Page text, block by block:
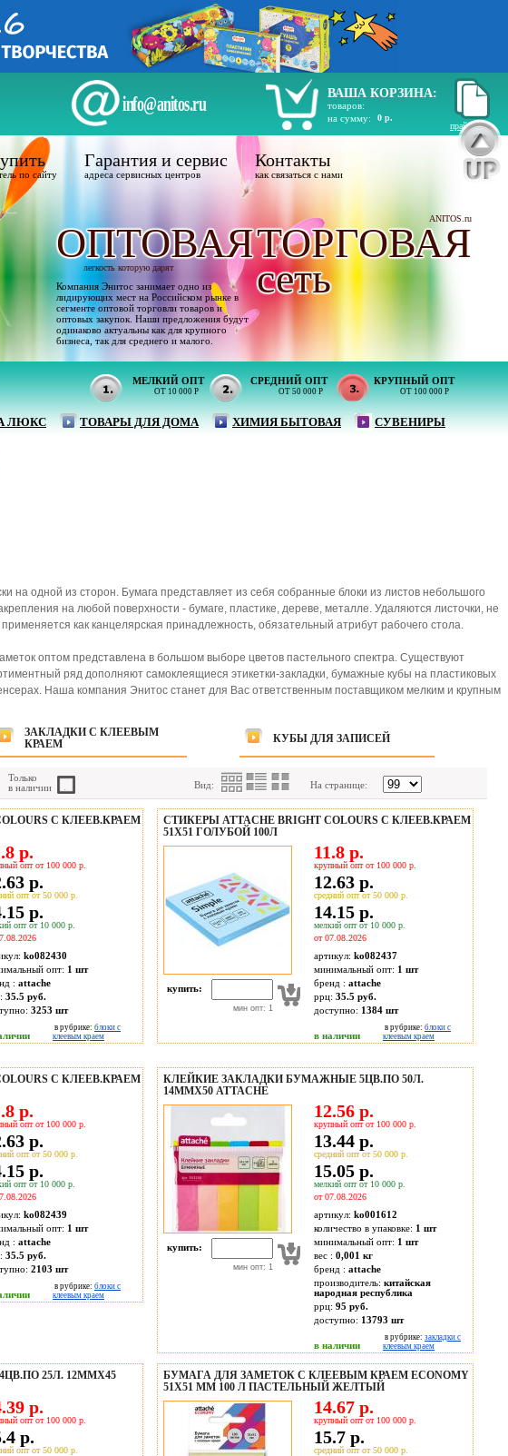
info@anitos.ru
ВАША КОРЗИНА:
товаров:
на сумму:
0 р.
прайс лист
МЕЛКИЙ ОПТ
ОТ 10 000 Р
СРЕДНИЙ ОПТ
ОТ 50 000 Р
КРУПНЫЙ ОПТ
ОТ 100 000 Р
ЛЮКС ТОВАРЫ ДЛЯ ДОМА ХИМИЯ БЫТОВАЯ СУВЕНИРЫ
по сайту
Гарантия и сервис
адреса сервисных центров
Контакты
как связаться с нами
ANITOS.ru
ОПТОВАЯТОРГОВАЯ
легкость которую дарят
Компания Энитос занимает одно из
лидирующих мест на Российском рынке в
сегменте оптовой торговли товаров и
оптовых закупок. Наши предложения будут
одинаково актуальны как для крупного
бизнеса, так для среднего и малого.
сеть
на одной из сторон. Бумага представляет из себя собранные блоки из листов небольшого
на любой поверхности - бумаге, пластике, дереве, металле. Удаляются листочки, не
как канцелярская принадлежность, обязательный атрибут рабочего стола.
оптом представлена в большом выборе цветов пастельного спектра. Существуют
ряд дополняют самоклеящиеся этикетки-закладки, бумажные кубы на пластиковых
Наша компания Энитос станет для Вас ответственным поставщиком мелким и крупным
ЗАКЛАДКИ С КЛЕЕВЫМ
КРАЕМ
КУБЫ ДЛЯ ЗАПИСЕЙ
Только
в наличии
Вид: На странице:
С КЛЕЕВ.КРАЕМ
р.
опт от 100 000 р.
р.
опт от 50 000 р.
р.
опт от 10 000 р.
ko082430
опт: 1 шт
: attache
35.5 руб.
3253 шт
в рубрике: блоки с
клеевым краем
СТИКЕРЫ ATTACHE BRIGHT COLOURS С КЛЕЕВ.КРАЕМ
51Х51 ГОЛУБОЙ 100Л
купить:
мин опт: 1
11.8 р.
крупный опт от 100 000 р.
12.63 р.
средний опт от 50 000 р.
14.15 р.
мелкий опт от 10 000 р.
от 07.08.2026
артикул: ko082437
минимальный опт: 1 шт
бренд : attache
ррц: 35.5 руб.
доступно: 1384 шт
в наличии
в рубрике: блоки с
клеевым краем
С КЛЕЕВ.КРАЕМ
р.
опт от 100 000 р.
р.
опт от 50 000 р.
р.
опт от 10 000 р.
ko082439
опт: 1 шт
: attache
35.5 руб.
2103 шт
в рубрике: блоки с
клеевым краем
КЛЕЙКИЕ ЗАКЛАДКИ БУМАЖНЫЕ 5ЦВ.ПО 50Л.
14ММХ50 ATTACHE
купить:
мин опт: 1
12.56 р.
крупный опт от 100 000 р.
13.44 р.
средний опт от 50 000 р.
15.05 р.
мелкий опт от 10 000 р.
от 07.08.2026
артикул: ko001612
количество в упаковке: 1 шт
минимальный опт: 1 шт
вес : 0,001 кг
бренд : attache
производитель: китайская
народная республика
ррц: 95 руб.
доступно: 13793 шт
в наличии
в рубрике: закладки с
клеевым краем
25Л. 12ММХ45
р.
опт от 100 000 р.
р.
опт от 50 000 р.
БУМАГА ДЛЯ ЗАМЕТОК С КЛЕЕВЫМ КРАЕМ ECONOMY
51X51 ММ 100 Л ПАСТЕЛЬНЫЙ ЖЕЛТЫЙ
14.67 р.
крупный опт от 100 000 р.
15.7 р.
средний опт от 50 000 р.